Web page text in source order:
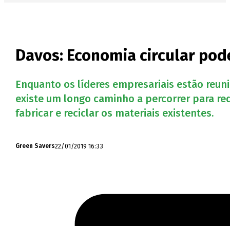
Davos: Economia circular
Enquanto os líderes empresariais estão
existe um longo caminho a percorrer para
fabricar e reciclar os materiais existentes.
Green Savers22/01/2019 16:33